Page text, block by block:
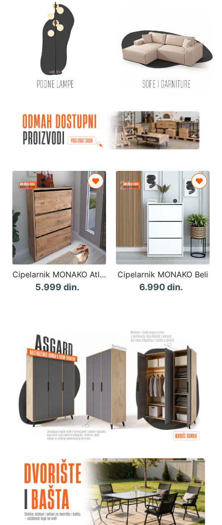
Cipelarnik MONAKO Atlantik
5.999 din.
Cipelarnik MONAKO Beli
6.990 din.